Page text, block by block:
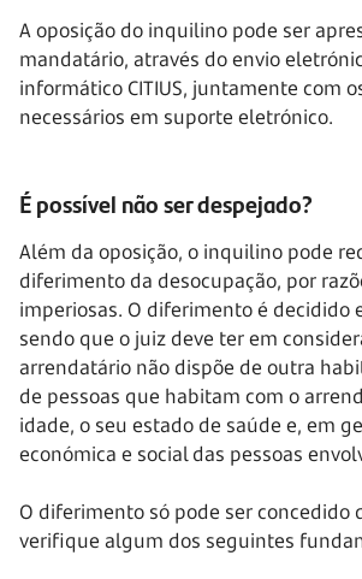
A oposição do inquilino pode ser
mandatário, através do envio
informático CITIUS, juntamente com
necessários em suporte eletrónico.
É possível não ser despejado?
Além da oposição, o inquilino pode
diferimento da desocupação, por
imperiosas. O diferimento é decidido
sendo que o juiz deve ter em
arrendatário não dispõe de outra
de pessoas que habitam com o
idade, o seu estado de saúde e, em
económica e social das pessoas
O diferimento só pode ser concedido
verifique algum dos seguintes